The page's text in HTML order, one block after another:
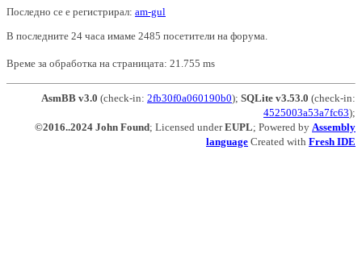
Последно се е регистрирал: am-gul
В последните 24 часа имаме 2485 посетители на форума.
Време за обработка на страницата: 21.755 ms
AsmBB v3.0 (check-in: 2fb30f0a060190b0); SQLite v3.53.0 (check-in:
4525003a53a7fc63);
©2016..2024 John Found; Licensed underEUPL; Powered by Assembly
language Created with Fresh IDE